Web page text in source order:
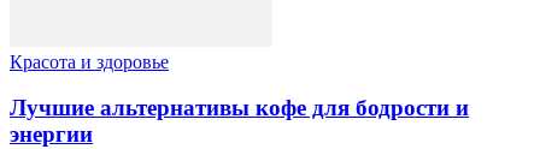
Красота и здоровье
Лучшие альтернативы кофе для бодрости и
энергии